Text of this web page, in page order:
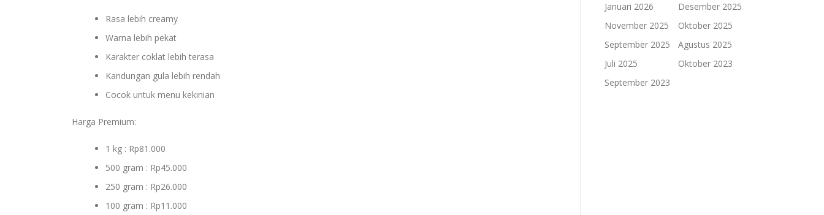
Rasa lebih creamy
Warna lebih pekat
Karakter coklat lebih terasa
Kandungan gula lebih rendah
Cocok untuk menu kekinian
Harga Premium:
1 kg : Rp81.000
500 gram : Rp45.000
250 gram : Rp26.000
100 gram : Rp11.000
Januari 2026
Desember 2025
November 2025
Oktober 2025
September 2025
Agustus 2025
Juli 2025
Oktober 2023
September 2023